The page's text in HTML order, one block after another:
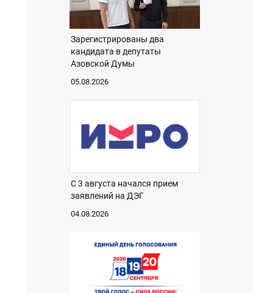
Зарегистрированы два
кандидата в депутаты
Азовской Думы
05.08.2026
С 3 августа начался прием
заявлений на ДЭГ
04.08.2026